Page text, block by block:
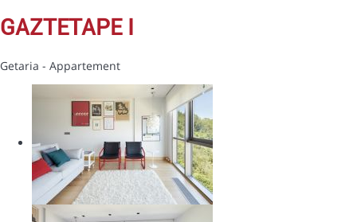
GAZTETAPE I
Getaria - Appartement